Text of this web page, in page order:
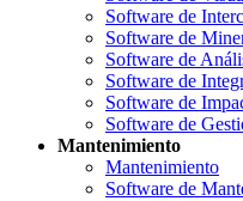
Software de
Software de
Software de
Software de
Software de
Software de
Mantenimiento
Mantenimiento
Software de